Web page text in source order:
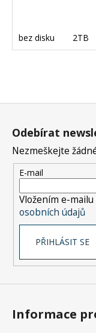
bez disku 2TB
Z
Odebírat
Nezmeškejte
E-mail
Vložením e-
osobních údajů
PŘIHLÁSIT SE
Informace